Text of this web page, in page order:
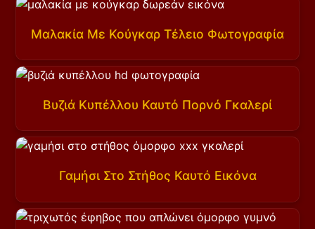
Μαλακία Με Κούγκαρ Τέλειο Φωτογραφία
Βυζιά Κυπέλλου Καυτό Πορνό Γκαλερί
Γαμήσι Στο Στήθος Καυτό Εικόνα